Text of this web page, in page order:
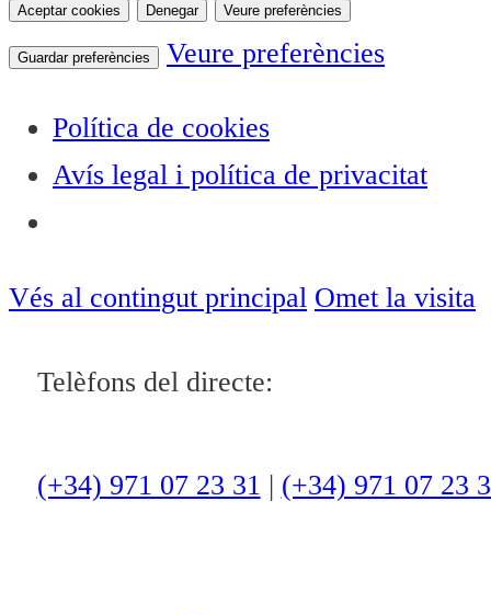
Aceptar cookies Denegar Veure preferències
Guardar preferències Veure preferències
Política de cookies
Avís legal i política de privacitat
Vés al contingut principal Omet la visita
Telèfons del directe:
(+34) 971 07 23 31 | (+34) 971 07 23
Notícies
CULTURA I
ESPORTS